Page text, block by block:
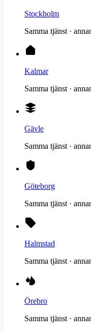
Stockholm
Samma tjänst ·
Kalmar
Samma tjänst ·
Gävle
Samma tjänst ·
Göteborg
Samma tjänst ·
Halmstad
Samma tjänst ·
Örebro
Samma tjänst ·